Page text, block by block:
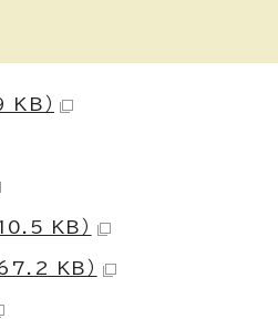
KB）
KB）
KB）